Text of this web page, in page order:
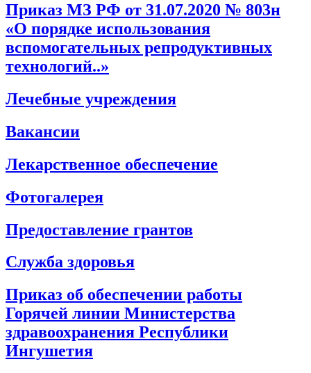
Приказ МЗ РФ от 31.07.2020 № 803н
«О порядке использования
вспомогательных репродуктивных
технологий..»
Лечебные учреждения
Вакансии
Лекарственное обеспечение
Фотогалерея
Предоставление грантов
Служба здоровья
Приказ об обеспечении работы
Горячей линии Министерства
здравоохранения Республики
Ингушетия